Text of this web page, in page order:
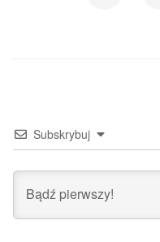
Subskrybuj